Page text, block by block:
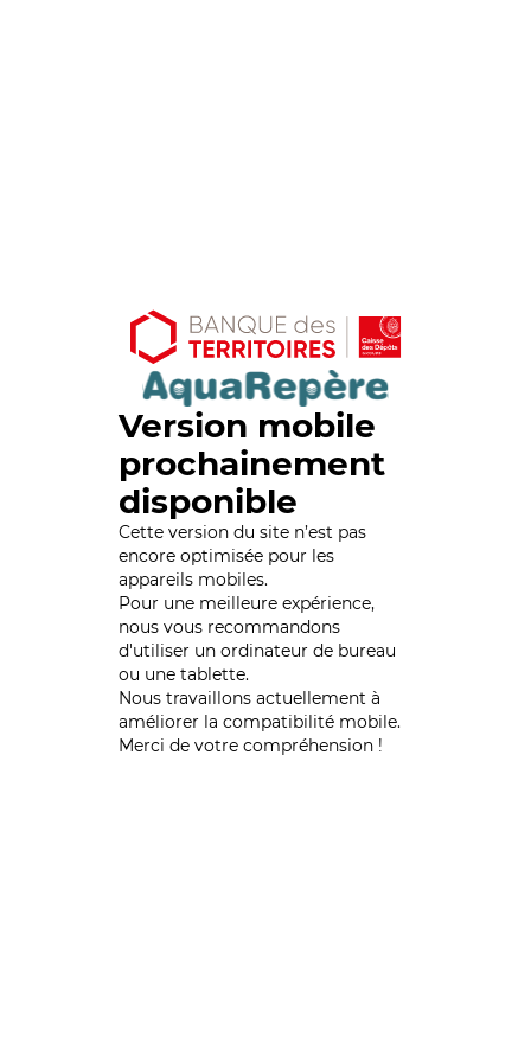
Version mobile
prochainement
disponible
Cette version du site n’est pas
encore optimisée pour les
appareils mobiles.
Pour une meilleure expérience,
nous vous recommandons
d'utiliser un ordinateur de bureau
ou une tablette.
Nous travaillons actuellement à
améliorer la compatibilité mobile.
Merci de votre compréhension !